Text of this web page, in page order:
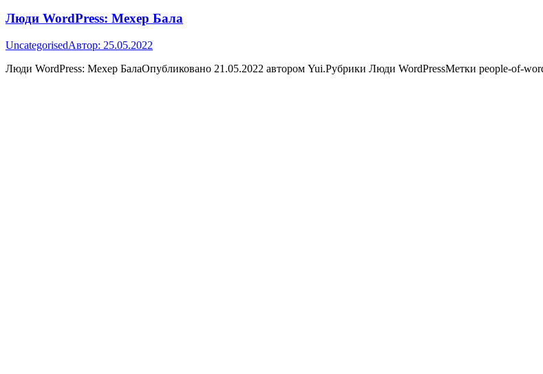
Люди WordPress: Мехер Бала
UncategorisedАвтор: 25.05.2022
Люди WordPress: Мехер БалаОпубликовано 21.05.2022 автором Yui.Рубрики Люди WordPressМетки people-of-